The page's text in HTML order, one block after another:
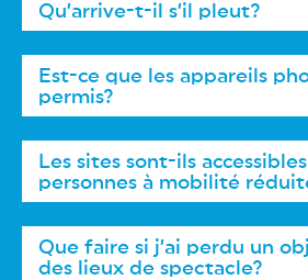
Qu’arrive-t-il s’il pleut?
Est-ce que les appareils
permis?
Les sites sont-ils
personnes à mobilité
Que faire si j’ai perdu un
des lieux de spectacle?